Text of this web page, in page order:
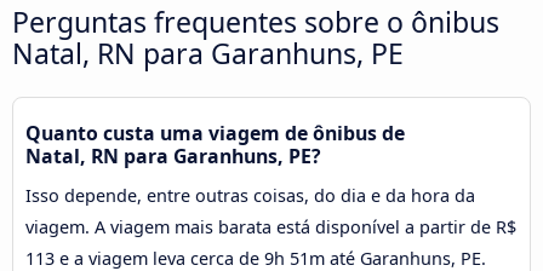
Perguntas frequentes sobre o ônibus
Natal, RN para Garanhuns, PE
Quanto custa uma viagem de ônibus de
Natal, RN para Garanhuns, PE?
Isso depende, entre outras coisas, do dia e da hora da
viagem. A viagem mais barata está disponível a partir de R$
113 e a viagem leva cerca de 9h 51m até Garanhuns, PE.